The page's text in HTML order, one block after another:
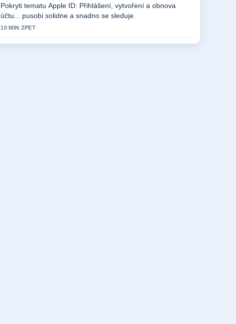
Pokryti tematu Apple ID: Přihlášení, vytvoření a obnova
účtu... pusobi solidne a snadno se sleduje.
10 MIN ZPET